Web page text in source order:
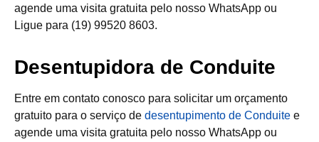
agende uma visita gratuita pelo nosso WhatsApp ou
Ligue para (19) 99520 8603.
Desentupidora de Conduite
Entre em contato conosco para solicitar um orçamento
gratuito para o serviço de desentupimento de Conduite e
agende uma visita gratuita pelo nosso WhatsApp ou